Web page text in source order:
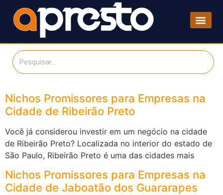
Nichos Promissores para Empresas na
Cidade de Ribeirão Preto
Você já considerou investir em um negócio na cidade
de Ribeirão Preto? Localizada no interior do estado de
São Paulo, Ribeirão Preto é uma das cidades mais
Nichos Promissores para Empresas na
Cidade de Jaboatão dos Guararapes